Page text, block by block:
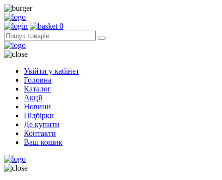
0
Увійти у кабінет
Головна
Каталог
Акції
Новини
Підбірки
Де купити
Контакти
Ваш кошик